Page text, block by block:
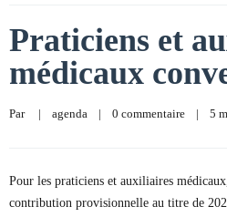
Praticiens et
médicaux
Par | agenda | 0 commentaire | 5
Pour les praticiens et auxiliaires
contribution provisionnelle au titre de